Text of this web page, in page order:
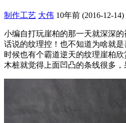
制作工艺 大伟 10年前 (2016-12-14)
小编自打玩崖柏的那一天就深深
话说的纹理控！也不知道为啥就
时候也有个霸道逆天的纹理崖柏
木桩就觉得上面凹凸的条线很多，